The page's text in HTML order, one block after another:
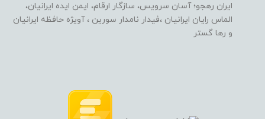
ایران رهجو؛ آسان سرویس، سازگار ارقام، ایمن ایده ایرانیان،
الماس رایان ایرانیان ،فیدار نامدار سورین ، آویژه حافظه ایرانیان
و رها گستر